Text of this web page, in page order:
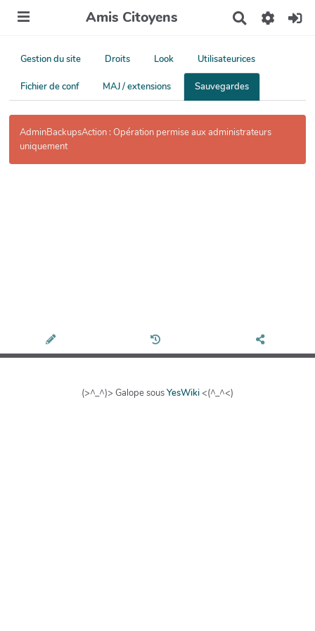
Amis Citoyens
h
e
r
r
Gestion du site Droits Look Utilisateurices
Fichier de conf MAJ / extensions Sauvegardes
AdminBackupsAction : Opération permise aux administrateurs
uniquement
(>^_^)> Galope sousYesWiki<(^_^<)